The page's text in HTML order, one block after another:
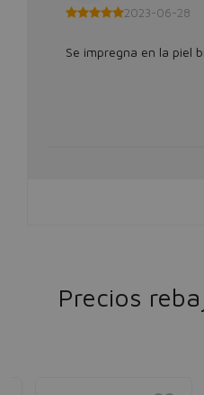
2023-06-28
Se impregna en la piel
Precios